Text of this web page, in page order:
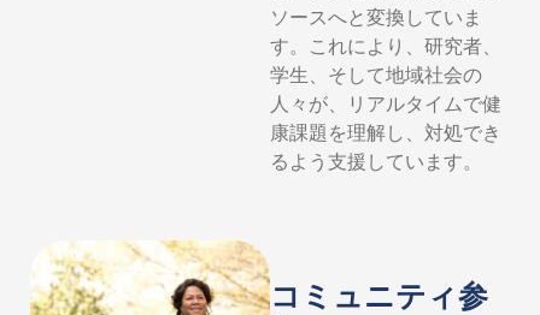
ソースへと変換していま
す。これにより、研究者、
学生、そして地域社会の
人々が、リアルタイムで健
康課題を理解し、対処でき
るよう支援しています。
コミュニティ参